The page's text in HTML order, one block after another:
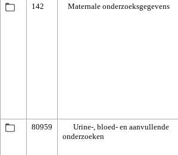
142 Maternale onderzoeksgegevens
80959
Urine-, bloed- en aanvullende
onderzoeken